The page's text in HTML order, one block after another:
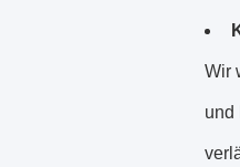
Wir
und